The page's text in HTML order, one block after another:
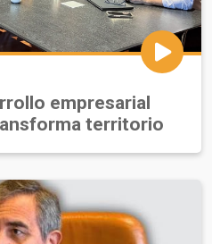
empresarial
territorio